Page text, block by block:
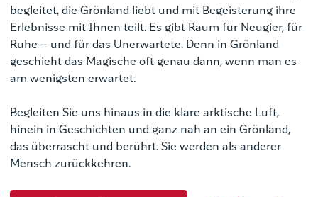
begleitet, die Grönland liebt und mit Begeisterung ihre
Erlebnisse mit Ihnen teilt. Es gibt Raum für Neugier, für
Ruhe – und für das Unerwartete. Denn in Grönland
geschieht das Magische oft genau dann, wenn man es
am wenigsten erwartet.
Begleiten Sie uns hinaus in die klare arktische Luft,
hinein in Geschichten und ganz nah an ein Grönland,
das überrascht und berührt. Sie werden als anderer
Mensch zurückkehren.